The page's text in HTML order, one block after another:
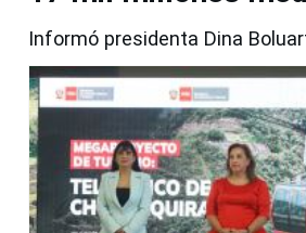
Informó presidenta Dina